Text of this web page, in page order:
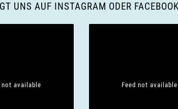
UNS AUF INSTAGRAM ODER FACEBOOK
not available Feed not available